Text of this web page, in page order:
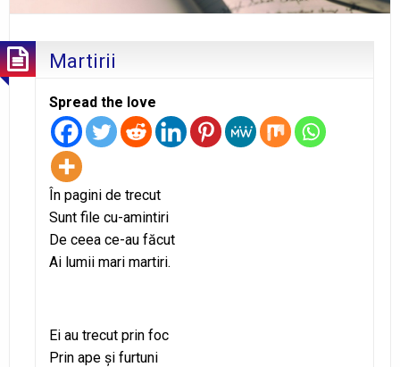
Martirii
Spread the love
În pagini de trecut
Sunt file cu-amintiri
De ceea ce-au făcut
Ai lumii mari martiri.
Ei au trecut prin foc
Prin ape şi furtuni